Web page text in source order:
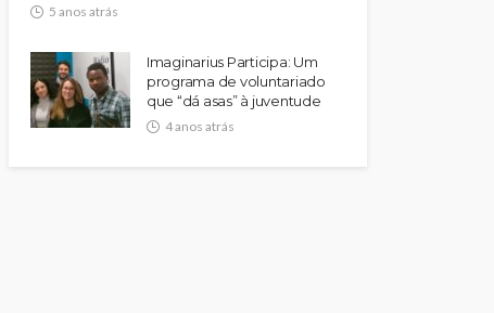
5 anos atrás
Imaginarius Participa: Um
programa de voluntariado
que “dá asas” à juventude
4 anos atrás